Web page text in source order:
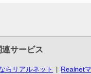
サービス
らリアルネット Realnet